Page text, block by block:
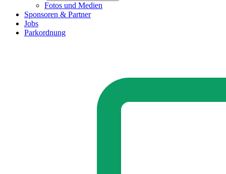
Fotos und Medien
Sponsoren & Partner
Jobs
Parkordnung